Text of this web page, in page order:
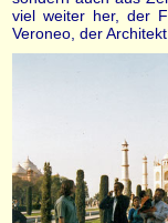
viel weiter her, der
Veroneo, der